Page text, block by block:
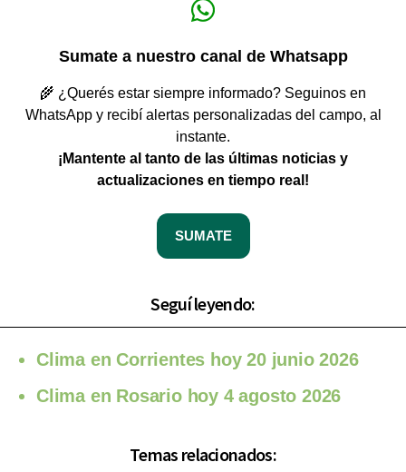
Sumate a nuestro canal de Whatsapp
🌾 ¿Querés estar siempre informado? Seguinos en
WhatsApp y recibí alertas personalizadas del campo, al
instante.
¡Mantente al tanto de las últimas noticias y
actualizaciones en tiempo real!
SUMATE
Seguí leyendo:
Clima en Corrientes hoy 20 junio 2026
Clima en Rosario hoy 4 agosto 2026
Temas relacionados: